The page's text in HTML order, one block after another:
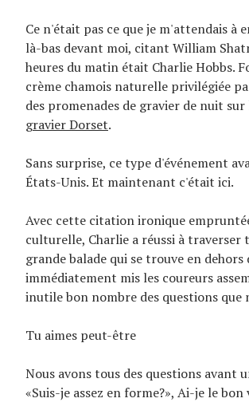
Ce n'était pas ce que je m'attendais à
là-bas devant moi, citant William
heures du matin était Charlie Hobbs.
crème chamois naturelle privilégiée
des promenades de gravier de nuit
gravier Dorset.
Sans surprise, ce type d'événement
États-Unis. Et maintenant c'était ici.
Avec cette citation ironique
culturelle, Charlie a réussi à traverser
grande balade qui se trouve en
immédiatement mis les coureurs
inutile bon nombre des questions que
Tu aimes peut-être
Nous avons tous des questions avant
«Suis-je assez en forme?», Ai-je le